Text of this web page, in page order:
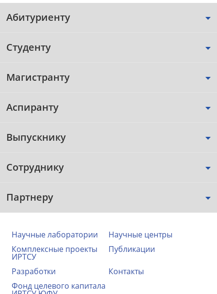
Абитуриенту
Студенту
Магистранту
Аспиранту
Выпускнику
Сотруднику
Партнеру
Научные лаборатории
Научные центры
Комплексные проекты
ИРТСУ
Публикации
Разработки
Контакты
Фонд целевого капитала